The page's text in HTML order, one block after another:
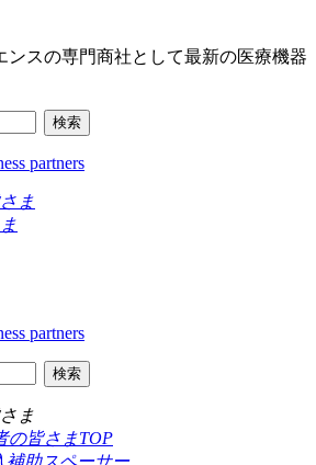
ンスの専門商社として最新の医療機器
検索
partners
ま
partners
検索
ま
の皆さまTOP
補助スペーサー